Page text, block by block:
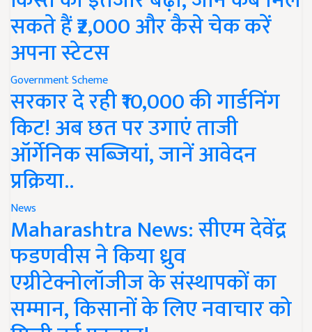
सकते हैं ₹2,000 और कैसे चेक करें
अपना स्टेटस
Government Scheme
सरकार दे रही ₹10,000 की गार्डनिंग
किट! अब छत पर उगाएं ताजी
ऑर्गेनिक सब्जियां, जानें आवेदन
प्रक्रिया..
News
Maharashtra News: सीएम देवेंद्र
फडणवीस ने किया ध्रुव
एग्रीटेक्नोलॉजीज के संस्थापकों का
सम्मान, किसानों के लिए नवाचार को